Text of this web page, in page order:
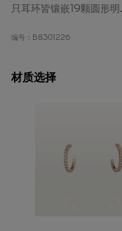
只耳环皆镶嵌19颗圆形明
编号： B8301226
材质选择